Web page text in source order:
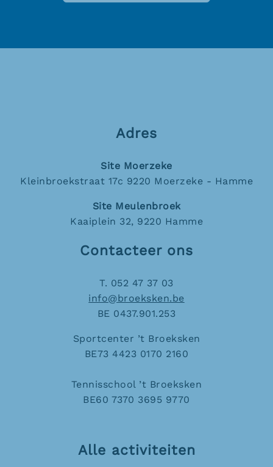
Adres
Site Moerzeke
Kleinbroekstraat 17c 9220 Moerzeke - Hamme
Site Meulenbroek
Kaaiplein 32, 9220 Hamme
Contacteer ons
T. 052 47 37 03
info@broeksken.be
BE 0437.901.253
Sportcenter ’t Broeksken
BE73 4423 0170 2160
Tennisschool ’t Broeksken
BE60 7370 3695 9770
Alle activiteiten